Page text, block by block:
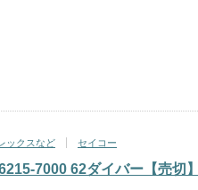
ックスなど セイコー
7000 62ダイバー【売切